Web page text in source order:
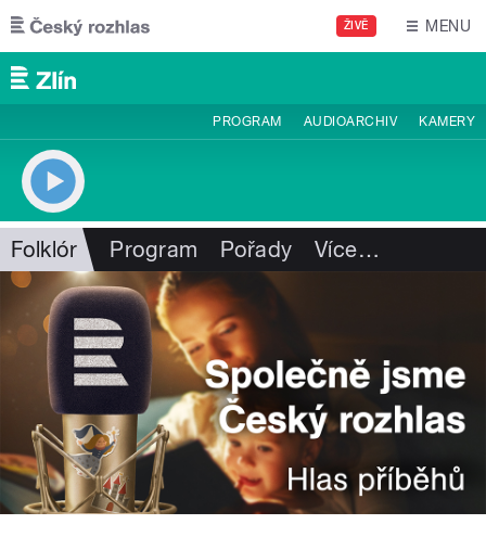
Přejít k hlavnímu obsahu
ŽIVĚ MENU
PROGRAM AUDIOARCHIV KAMERY
Folklór Program Pořady Více…